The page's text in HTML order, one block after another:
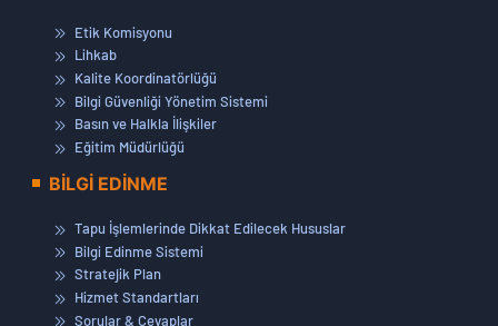
Etik Komisyonu
Lihkab
Kalite Koordinatörlüğü
Bilgi Güvenliği Yönetim Sistemi
Basın ve Halkla İlişkiler
Eğitim Müdürlüğü
BİLGİ EDİNME
Tapu İşlemlerinde Dikkat Edilecek Hususlar
Bilgi Edinme Sistemi
Stratejik Plan
Hizmet Standartları
Sorular & Cevaplar